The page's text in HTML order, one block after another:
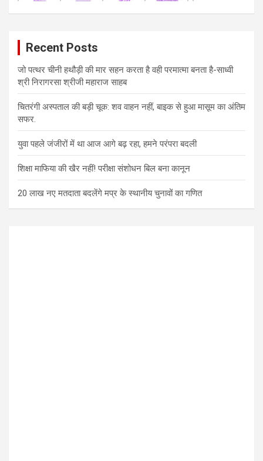
Recent Posts
जो पत्थर चीनी हथौड़ी की मार सहन करता है वही परमात्मा बनता है-साध्वी
श्री निरागरसा श्रीजी महाराज साहब
चितरंगी अस्पताल की बड़ी चूक: शव वाहन नहीं, बाइक से हुआ मासूम का अंतिम
सफर.
युवा पहले जंजीरों में था आज आगे बढ़ रहा, हमने परंपरा बदली
शिक्षा माफिया की खैर नहीं! परीक्षा संशोधन बिल बना कानून
20 लाख नए मतदाता बदलेंगे मप्र के स्थानीय चुनावों का गणित